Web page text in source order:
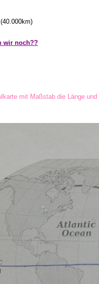
wir noch??
mit Maßstab die Länge